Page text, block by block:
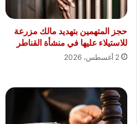
حجز المتهمين بتهديد مالك مزرعة
للاستيلاء عليها في منشأة القناطر
2 أغسطس، 2026